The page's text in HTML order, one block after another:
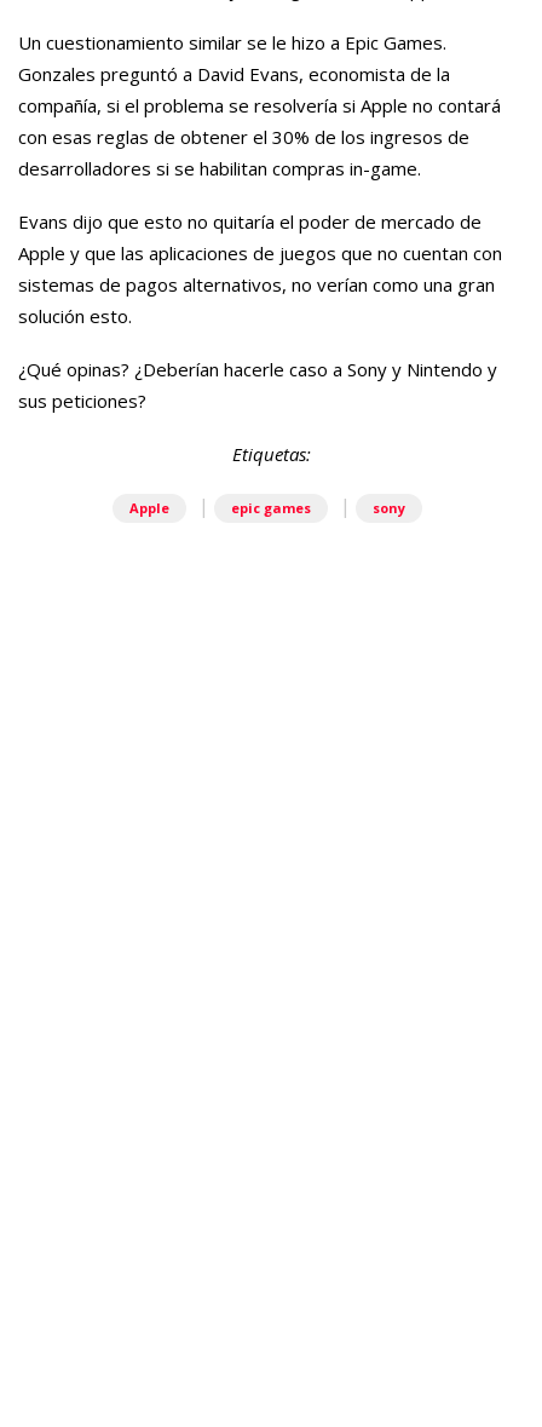
Un cuestionamiento similar se le hizo a Epic Games.
Gonzales preguntó a David Evans, economista de la
compañía, si el problema se resolvería si Apple no contará
con esas reglas de obtener el 30% de los ingresos de
desarrolladores si se habilitan compras in-game.
Evans dijo que esto no quitaría el poder de mercado de
Apple y que las aplicaciones de juegos que no cuentan con
sistemas de pagos alternativos, no verían como una gran
solución esto.
¿Qué opinas? ¿Deberían hacerle caso a Sony y Nintendo y
sus peticiones?
Etiquetas:
Apple | epic games | sony